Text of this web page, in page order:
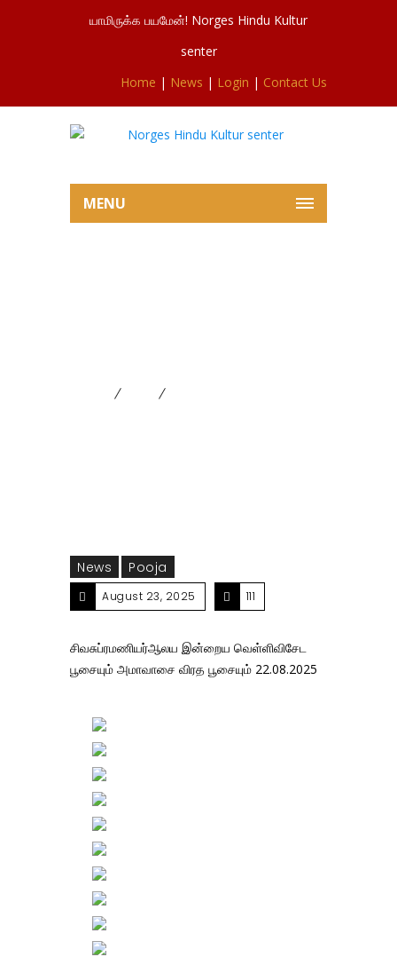
யாமிருக்க பயமேன்! Norges Hindu Kultur
senter
Home | News | Login | Contact Us
MENU
News Pooja
August 23, 2025 111
சிவசுப்ரமணியர்ஆலய இன்றைய வெள்ளிவிசேட
பூசையும் அமாவாசை விரத பூசையும் 22.08.2025